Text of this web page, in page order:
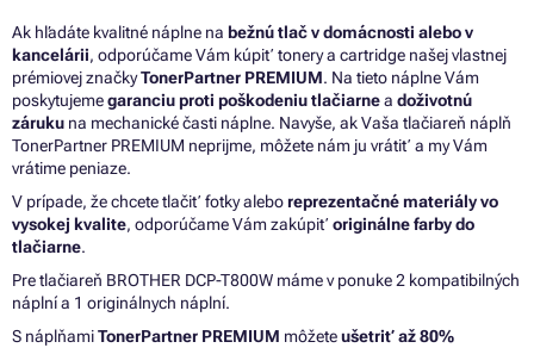
Ak hľadáte kvalitné náplne na bežnú tlač v domácnosti alebo v
kancelárii, odporúčame Vám kúpiť tonery a cartridge našej vlastnej
prémiovej značkyTonerPartner PREMIUM. Na tieto náplne Vám
poskytujemegaranciu proti poškodeniu tlačiarnea doživotnú
záruku na mechanické časti náplne. Navyše, ak Vaša tlačiareň náplň
TonerPartner PREMIUM neprijme, môžete nám ju vrátiť a my Vám
vrátime peniaze.
V prípade, že chcete tlačiť fotky aleboreprezentačné materiály vo
vysokej kvalite, odporúčame Vám zakúpiť originálne farby do
tlačiarne.
Pre tlačiareň BROTHER DCP-T800W máme v ponuke 2 kompatibilných
náplní a 1 originálnych náplní.
S náplňamiTonerPartner PREMIUM môžeteušetriť až 80%